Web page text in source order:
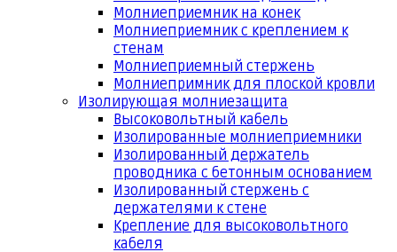
Молниеприемник на конек
Молниеприемник с креплением к
стенам
Молниеприемный стержень
Молниепримник для плоской кровли
Изолирующая молниезащита
Высоковольтный кабель
Изолированные молниеприемники
Изолированный держатель
проводника с бетонным основанием
Изолированный стержень с
держателями к стене
Крепление для высоковольтного
кабеля